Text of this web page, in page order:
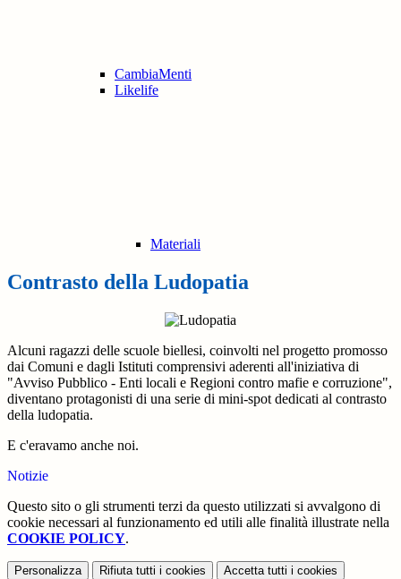
CambiaMenti
Likelife
Materiali
Contrasto della Ludopatia
Alcuni ragazzi delle scuole biellesi, coinvolti nel progetto promosso
dai Comuni e dagli Istituti comprensivi aderenti all'iniziativa di
"Avviso Pubblico - Enti locali e Regioni contro mafie e corruzione",
diventano protagonisti di una serie di mini-spot dedicati al contrasto
della ludopatia.
E c'eravamo anche noi.
Notizie
Questo sito o gli strumenti terzi da questo utilizzati si avvalgono di
cookie necessari al funzionamento ed utili alle finalità illustrate nella
COOKIE POLICY.
Personalizza Rifiuta tutti i cookies Accetta tutti i cookies